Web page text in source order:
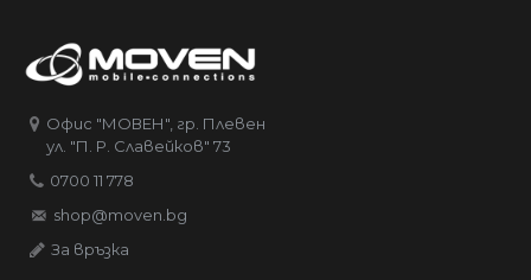
Офис "МОВЕН", гр. Плевен
ул. "П. Р. Славейков" 73
0700 11 778
shop@moven.bg
За връзка